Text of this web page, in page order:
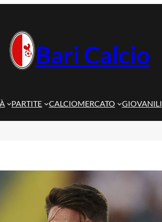
Bari Calcio
PARTITE CALCIOMERCATO GIOVANILI